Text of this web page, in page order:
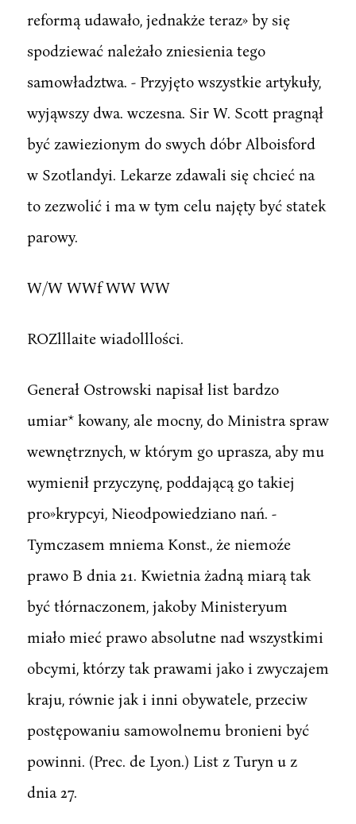
reformą udawało, jednakże teraz» by się
spodziewać należało zniesienia tego
samowładztwa. - Przyjęto wszystkie artykuły,
wyjąwszy dwa. wczesna. Sir W. Scott pragnął
być zawiezionym do swych dóbr Alboisford
w Szotlandyi. Lekarze zdawali się chcieć na
to zezwolić i ma w tym celu najęty być statek
parowy.
W/W WWf WW WW
ROZlllaite wiadolllości.
Generał Ostrowski napisał list bardzo
umiar* kowany, ale mocny, do Ministra spraw
wewnętrznych, w którym go uprasza, aby mu
wymienił przyczynę, poddającą go takiej
pro»krypcyi, Nieodpowiedziano nań. -
Tymczasem mniema Konst., że niemoźe
prawo B dnia 21. Kwietnia żadną miarą tak
być tłórnaczonem, jakoby Ministeryum
miało mieć prawo absolutne nad wszystkimi
obcymi, którzy tak prawami jako i zwyczajem
kraju, równie jak i inni obywatele, przeciw
postępowaniu samowolnemu bronieni być
powinni. (Prec. de Lyon.) List z Turyn u z
dnia 27.